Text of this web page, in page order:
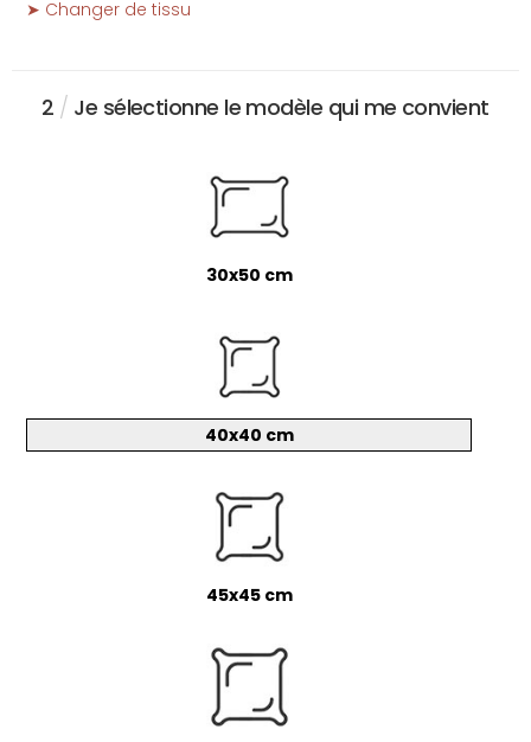
➤ Changer de tissu
2 / Je sélectionne le modèle qui me convient
30x50 cm
40x40 cm
45x45 cm